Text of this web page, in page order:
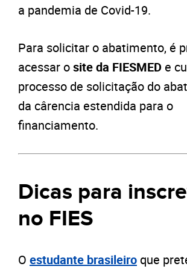
a pandemia de Covid-19.
Para solicitar o abatimento, é
acessar osite da FIESMED e
processo de solicitação do
da cârencia estendida para o
financiamento.
Dicas para
no FIES
O estudante brasileiro que